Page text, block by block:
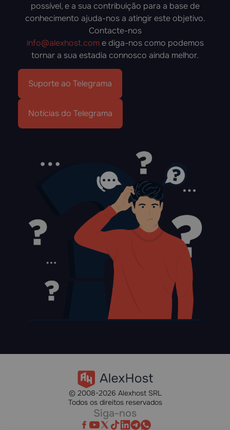
possível, e a sua contribuição para a base de
conhecimento ajuda-nos a atingir este objetivo.
Contacte-nos
info@alexhost.com e diga-nos como podemos
tornar a sua estadia connosco ainda melhor.
Suporte ao Telegrama
Notícias do Telegrama
© 2008-2026 Alexhost SRL
Todos os direitos reservados
Siga-nos